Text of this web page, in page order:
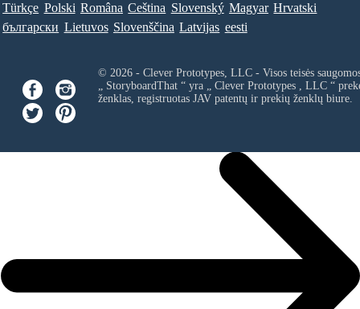
Türkçe Polski Româna Ceština Slovenský Magyar Hrvatski
български Lietuvos Slovenščina Latvijas eesti
© 2026 - Clever Prototypes, LLC - Visos teisės
„ StoryboardThat “ yra „ Clever Prototypes , LLC“
ženklas, registruotas JAV patentų ir prekių ženklų biure.